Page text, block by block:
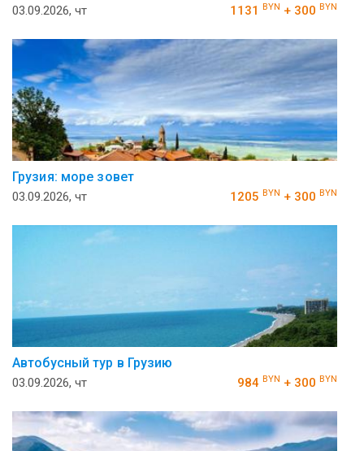
03.09.2026, чт 1131 BYN + 300 BYN
Грузия: море зовет
03.09.2026, чт 1205 BYN + 300 BYN
Автобусный тур в Грузию
03.09.2026, чт 984 BYN + 300 BYN